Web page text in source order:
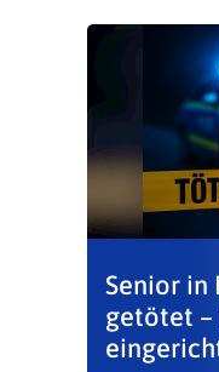
Senior in
getötet –